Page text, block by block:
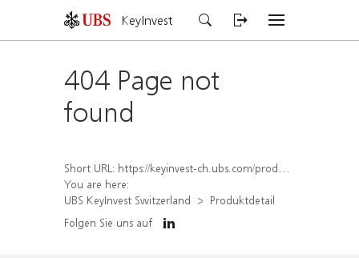
KeyInvest
404 Page not
found
Short URL: https://keyinvest-ch.ubs.com/produkt/detail/index/isin/CH1578561560
You are here:
UBS KeyInvest Switzerland
Produktdetail
Folgen Sie uns auf